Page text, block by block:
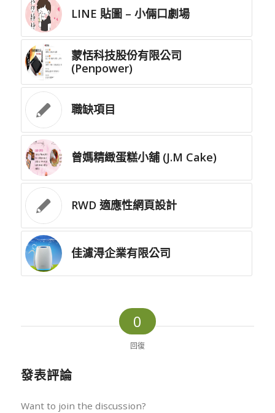
LINE 貼圖 – 小倆口劇場
蒙恬科技股份有限公司
(Penpower)
職缺項目
曾媽精緻蛋糕小舖 (J.M Cake)
RWD 適應性網頁設計
佳濾淂企業有限公司
0
回復
發表評論
Want to join the discussion?